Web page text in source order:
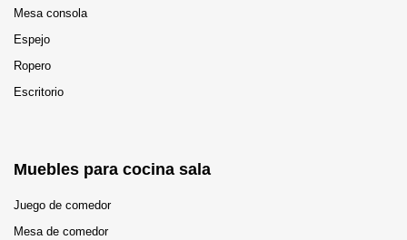
Mesa consola
Espejo
Ropero
Escritorio
Muebles para cocina sala
Juego de comedor
Mesa de comedor